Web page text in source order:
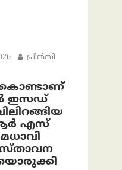
പ്രിന്‍സി
ഇസഡ്
എസ്